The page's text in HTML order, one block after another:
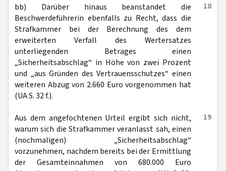
18
bb) Darüber hinaus beanstandet die
Beschwerdeführerin ebenfalls zu Recht, dass die
Strafkammer bei der Berechnung des dem
erweiterten Verfall des Wertersatzes
unterliegenden Betrages einen
„Sicherheitsabschlag“ in Höhe von zwei Prozent
und „aus Gründen des Vertrauensschutzes“ einen
weiteren Abzug von 2.660 Euro vorgenommen hat
(UA S. 32 f.).
19
Aus dem angefochtenen Urteil ergibt sich nicht,
warum sich die Strafkammer veranlasst sah, einen
(nochmaligen) „Sicherheitsabschlag“
vorzunehmen, nachdem bereits bei der Ermittlung
der Gesamteinnahmen von 680.000 Euro